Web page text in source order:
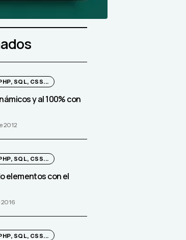
SQL, CSS...
y al 100% con
2012
SQL, CSS...
elementos con el
2016
SQL, CSS...